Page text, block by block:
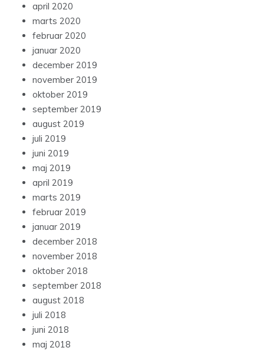
april 2020
marts 2020
februar 2020
januar 2020
december 2019
november 2019
oktober 2019
september 2019
august 2019
juli 2019
juni 2019
maj 2019
april 2019
marts 2019
februar 2019
januar 2019
december 2018
november 2018
oktober 2018
september 2018
august 2018
juli 2018
juni 2018
maj 2018